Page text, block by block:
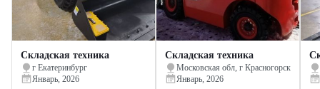
Складская техника
г Екатеринбург
Январь, 2026
Складская техника
Московская обл, г Красногорск
Январь, 2026